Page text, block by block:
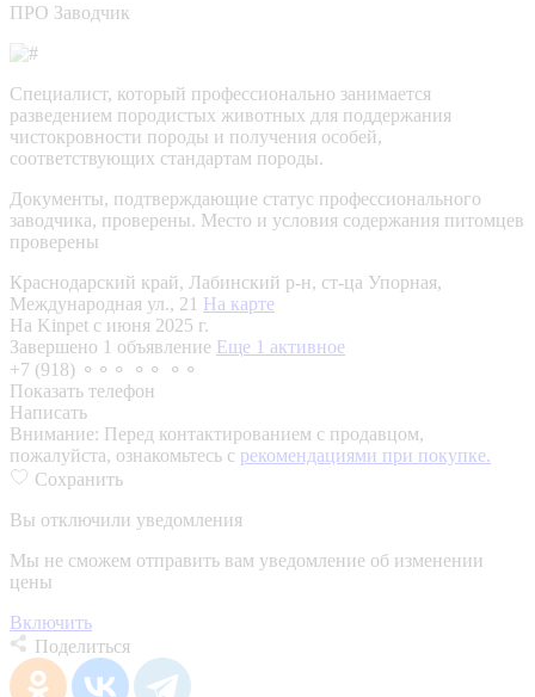
ПРО Заводчик
Специалист, который профессионально занимается
разведением породистых животных для поддержания
чистокровности породы и получения особей,
соответствующих стандартам породы.
Документы, подтверждающие статус профессионального
заводчика, проверены. Место и условия содержания питомцев
проверены
Краснодарский край, Лабинский р-н, ст-ца Упорная,
Международная ул., 21 На карте
На Kinpet c июня 2025 г.
Завершено 1 объявление Еще 1 активное
+7 (918) ⚬⚬⚬ ⚬⚬ ⚬⚬
Показать телефон
Написать
Внимание: Перед контактированием с продавцом,
пожалуйста, ознакомьтесь с рекомендациями при покупке.
Сохранить
Вы отключили уведомления
Мы не сможем отправить вам уведомление об изменении
цены
Включить
Поделиться